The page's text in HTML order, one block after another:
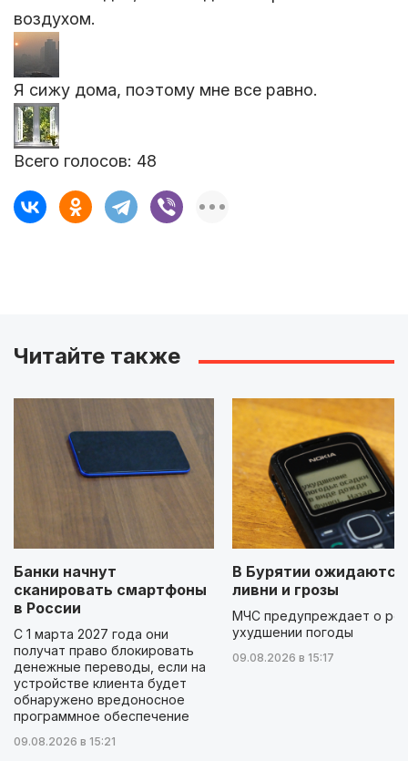
воздухом.
Я сижу дома, поэтому мне все равно.
Всего голосов: 48
Читайте также
Банки начнут
сканировать смартфоны
в России
С 1 марта 2027 года они
получат право блокировать
денежные переводы, если на
устройстве клиента будет
обнаружено вредоносное
программное обеспечение
09.08.2026 в 15:21
В Бурятии ожидаются
ливни и грозы
МЧС предупреждает о
ухудшении погоды
09.08.2026 в 15:17